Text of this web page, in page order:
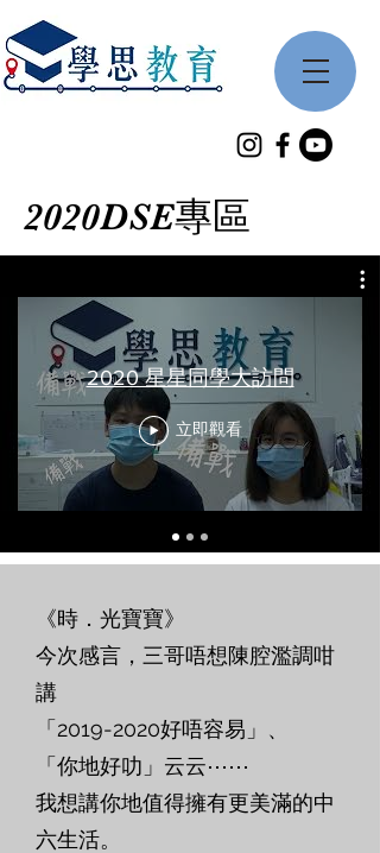
2020DSE專區
2020 星星同學大訪問
立即觀看
《時．光寶寶》
今次感言，三哥唔想陳腔濫調咁
講
「2019-2020好唔容易」、
「你地好叻」云云⋯⋯
我想講你地值得擁有更美滿的中
六生活。